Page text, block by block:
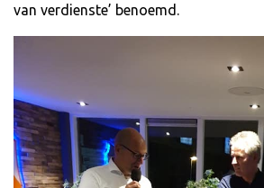
van verdienste’ benoemd.